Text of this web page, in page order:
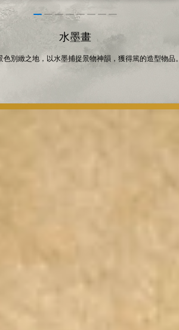
水墨畫
色別緻之地，以水墨捕捉景物神韻，獲得篤的造型物品。